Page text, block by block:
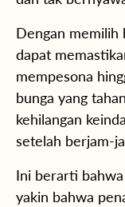
Dengan memilih
dapat
mempesona
bunga yang
kehilangan
setelah berjam-
Ini berarti
yakin bahwa